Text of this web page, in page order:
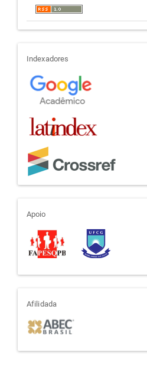
Indexadores
apoio
Apoio
afiliada
Afilidada